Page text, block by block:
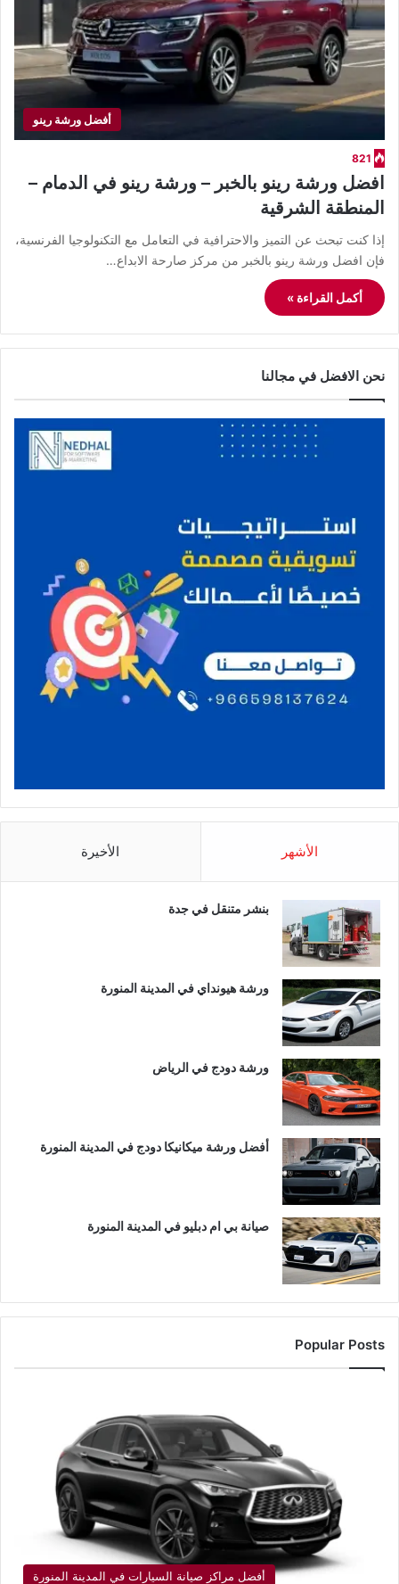
أفضل ورشة رينو
821
افضل ورشة رينو بالخبر – ورشة رينو في الدمام –
المنطقة الشرقية
إذا كنت تبحث عن التميز والاحترافية في التعامل مع التكنولوجيا الفرنسية،
فإن افضل ورشة رينو بالخبر من مركز صارحة الابداع…
أكمل القراءة »
نحن الافضل في مجالنا
الأشهر الأخيرة
بنشر متنقل في جدة
ورشة هيونداي في المدينة المنورة
ورشة دودج في الرياض
أفضل ورشة ميكانيكا دودج في المدينة المنورة
صيانة بي ام دبليو في المدينة المنورة
Popular Posts
أفضل مراكز صيانة السيارات في المدينة المنورة